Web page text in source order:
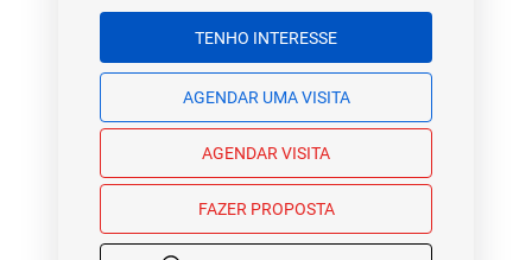
TENHO INTERESSE
AGENDAR UMA VISITA
AGENDAR VISITA
FAZER PROPOSTA